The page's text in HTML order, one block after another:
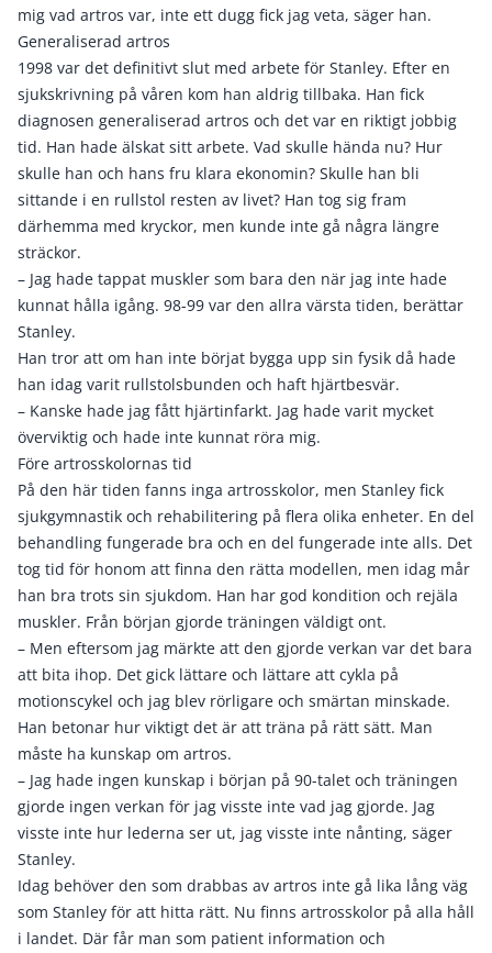
mig vad artros var, inte ett dugg fick jag veta, säger han.
Generaliserad artros
1998 var det definitivt slut med arbete för Stanley. Efter en
sjukskrivning på våren kom han aldrig tillbaka. Han fick
diagnosen generaliserad artros och det var en riktigt jobbig
tid. Han hade älskat sitt arbete. Vad skulle hända nu? Hur
skulle han och hans fru klara ekonomin? Skulle han bli
sittande i en rullstol resten av livet? Han tog sig fram
därhemma med kryckor, men kunde inte gå några längre
sträckor.
– Jag hade tappat muskler som bara den när jag inte hade
kunnat hålla igång. 98-99 var den allra värsta tiden, berättar
Stanley.
Han tror att om han inte börjat bygga upp sin fysik då hade
han idag varit rullstolsbunden och haft hjärtbesvär.
– Kanske hade jag fått hjärtinfarkt. Jag hade varit mycket
överviktig och hade inte kunnat röra mig.
Före artrosskolornas tid
På den här tiden fanns inga artrosskolor, men Stanley fick
sjukgymnastik och rehabilitering på flera olika enheter. En del
behandling fungerade bra och en del fungerade inte alls. Det
tog tid för honom att finna den rätta modellen, men idag mår
han bra trots sin sjukdom. Han har god kondition och rejäla
muskler. Från början gjorde träningen väldigt ont.
– Men eftersom jag märkte att den gjorde verkan var det bara
att bita ihop. Det gick lättare och lättare att cykla på
motionscykel och jag blev rörligare och smärtan minskade.
Han betonar hur viktigt det är att träna på rätt sätt. Man
måste ha kunskap om artros.
– Jag hade ingen kunskap i början på 90-talet och träningen
gjorde ingen verkan för jag visste inte vad jag gjorde. Jag
visste inte hur lederna ser ut, jag visste inte nånting, säger
Stanley.
Idag behöver den som drabbas av artros inte gå lika lång väg
som Stanley för att hitta rätt. Nu finns artrosskolor på alla håll
i landet. Där får man som patient information och